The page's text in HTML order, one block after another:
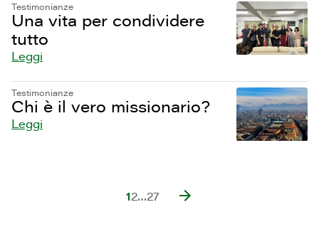
Testimonianze
Una vita per condividere
tutto
Leggi
Testimonianze
Chi è il vero missionario?
Leggi
12…27